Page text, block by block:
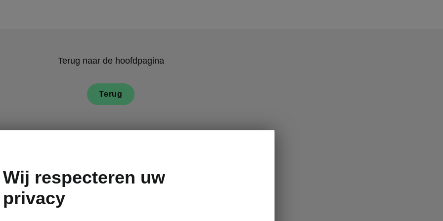
Terug naar de hoofdpagina
Terug
Wij respecteren uw
privacy